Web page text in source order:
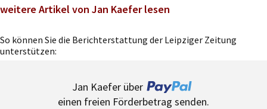
weitere Artikel von Jan Kaefer lesen
So können Sie die Berichterstattung der Leipziger Zeitung
unterstützen:
Jan Kaefer über
einen freien Förderbetrag senden.